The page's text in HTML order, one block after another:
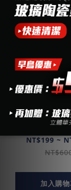
萬用清潔劑
鳥糞.
NT$199 ~
加入購